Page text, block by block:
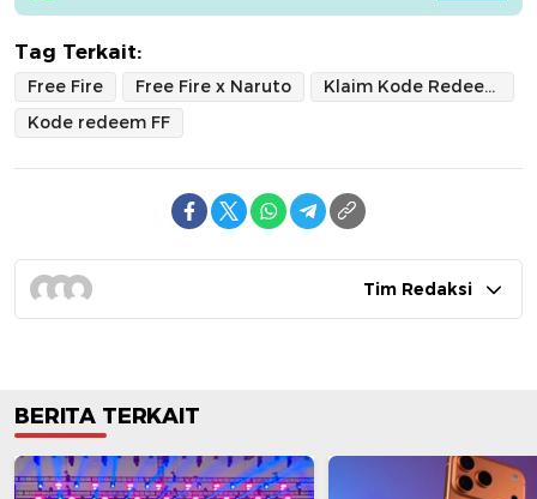
Tag Terkait:
Free Fire Free Fire x Naruto
Klaim Kode Redeem FF
Kode redeem FF
Tim Redaksi
BERITA TERKAIT